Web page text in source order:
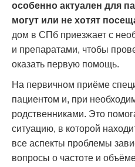
особенно актуален для
могут или не хотят
дом в СПб приезжает с
и препаратами, чтобы
оказать первую помощь.
На первичном приёме
пациентом и, при
родственниками. Это
ситуацию, в которой
все аспекты проблемы
вопросы о частоте и